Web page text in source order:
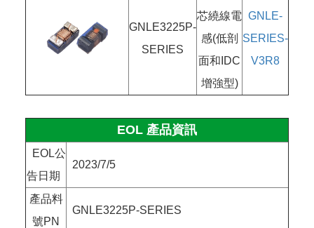
GNLE3225P-
SERIES
芯繞線電
感(低剖
面和IDC
增強型)
GNLE-
SERIES-
V3R8
EOL 產品資訊
EOL公
告日期
2023/7/5
產品料
號PN
GNLE3225P-SERIES